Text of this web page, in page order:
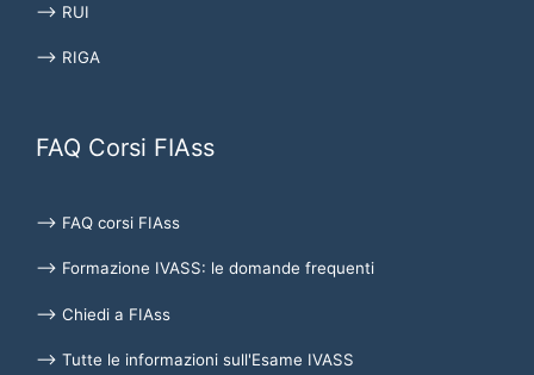
⟶ RUI
⟶ RIGA
FAQ Corsi FIAss
⟶ FAQ corsi FIAss
⟶ Formazione IVASS: le domande frequenti
⟶ Chiedi a FIAss
⟶ Tutte le informazioni sull'Esame IVASS